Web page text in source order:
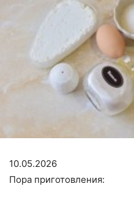
10.05.2026
Пора приготовления: